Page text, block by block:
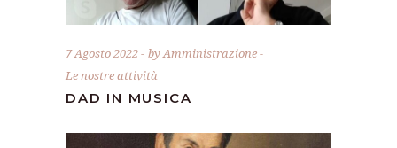
7 Agosto 2022 byAmministrazione
Le nostre attività
DAD IN MUSICA